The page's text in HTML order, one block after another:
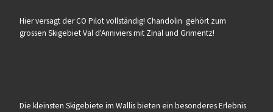
Hier versagt der CO Pilot vollständig! Chandolin gehört zum
grossen Skigebiet Val d'Anniviers mit Zinal und Grimentz!
Die kleinsten Skigebiete im Wallis bieten ein besonderes Erlebnis